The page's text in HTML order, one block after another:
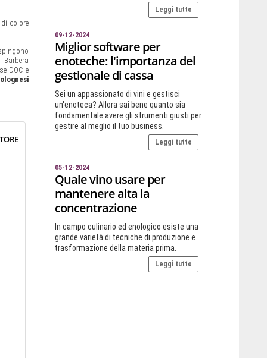
colore
DOC e
Leggi tutto
09-12-2024
Miglior software per
enoteche: l'importanza del
gestionale di cassa
Sei un appassionato di vini e gestisci
un'enoteca? Allora sai bene quanto sia
fondamentale avere gli strumenti giusti per
gestire al meglio il tuo business.
Leggi tutto
05-12-2024
Quale vino usare per
mantenere alta la
concentrazione
In campo culinario ed enologico esiste una
grande varietà di tecniche di produzione e
trasformazione della materia prima.
Leggi tutto